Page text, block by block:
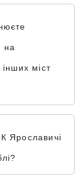
на
міст
Ярославичі